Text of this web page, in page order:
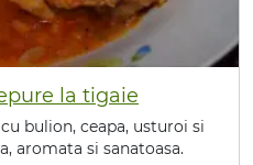
la tigaie
bulion, ceapa, usturoi si
aromata si sanatoasa.